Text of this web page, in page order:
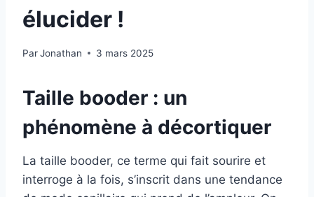
élucider !
ParJonathan 3 mars 2025
Taille booder : un
phénomène à décortiquer
La taille booder, ce terme qui fait sourire et
interroge à la fois, s’inscrit dans une tendance